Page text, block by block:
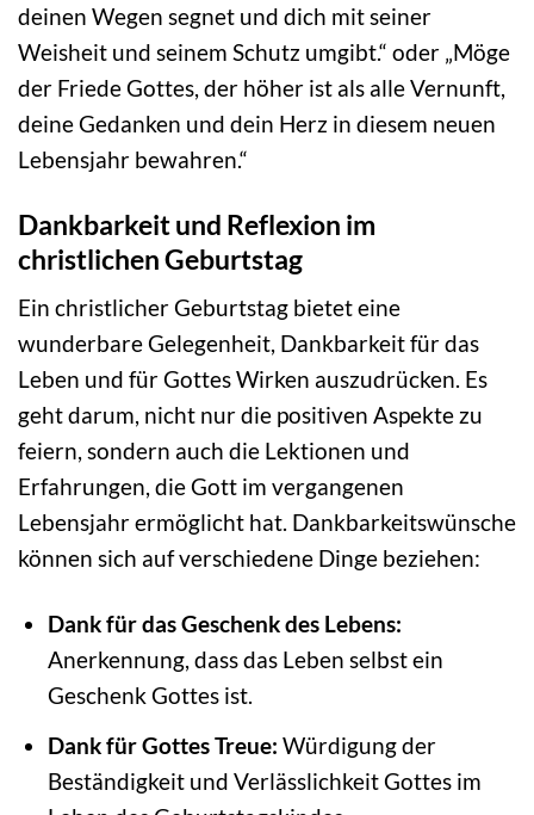
deinen Wegen segnet und dich mit seiner
Weisheit und seinem Schutz umgibt.“ oder „Möge
der Friede Gottes, der höher ist als alle Vernunft,
deine Gedanken und dein Herz in diesem neuen
Lebensjahr bewahren.“
Dankbarkeit und Reflexion im
christlichen Geburtstag
Ein christlicher Geburtstag bietet eine
wunderbare Gelegenheit, Dankbarkeit für das
Leben und für Gottes Wirken auszudrücken. Es
geht darum, nicht nur die positiven Aspekte zu
feiern, sondern auch die Lektionen und
Erfahrungen, die Gott im vergangenen
Lebensjahr ermöglicht hat. Dankbarkeitswünsche
können sich auf verschiedene Dinge beziehen:
Dank für das Geschenk des Lebens:
Anerkennung, dass das Leben selbst ein
Geschenk Gottes ist.
Dank für Gottes Treue: Würdigung der
Beständigkeit und Verlässlichkeit Gottes im